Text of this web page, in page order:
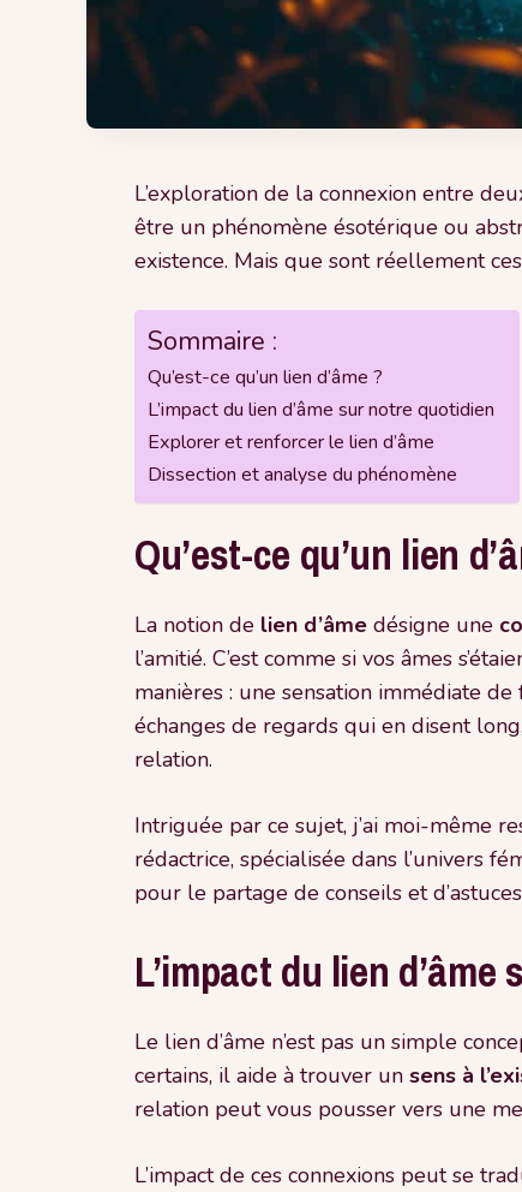
L’exploration de la connexion entre
être un phénomène ésotérique ou
existence. Mais que sont réellement
Sommaire :
Qu’est-ce qu’un lien d’âme ?
L’impact du lien d’âme sur notre quotidien
Explorer et renforcer le lien d’âme
Dissection et analyse du phénomène
Qu’est-ce qu’un lien
La notion de lien d’âme désigne une
l’amitié. C’est comme si vos âmes
manières : une sensation immédiate
échanges de regards qui en disent
relation.
Intriguée par ce sujet, j’ai moi-même
rédactrice, spécialisée dans l’univers
pour le partage de conseils et
L’impact du lien
Le lien d’âme n’est pas un simple
certains, il aide à trouver un sens à
relation peut vous pousser vers une
L’impact de ces connexions peut se